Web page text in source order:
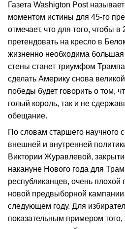
Газета Washigton Post
моментом истины для 45-го
отмечает, что для того, чтобы
претендовать на кресло в
жизненно необходима
стены станет триумфом
сделать Америку снова
победы будет говорить о том,
голый король, так и не
обещание.
По словам старшего научного
внешней и внутренней
Виктории Журавлевой,
накануне Нового года для
республиканцев, очень плохой
новой предвыборной
следующем году. Для
показательным примером того,